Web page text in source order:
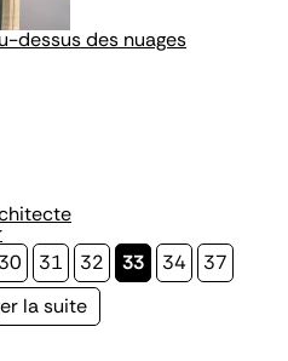
dessus des nuages
Page
30 Page
31 Page
32
Page
33 Page
34 Page
37
la suite